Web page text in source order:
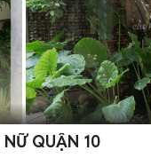
QUẬN 10